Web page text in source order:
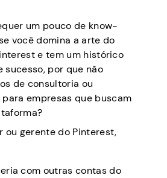
um pouco de know-
você domina a arte do
e tem um histórico
sucesso, por que não
de consultoria ou
empresas que buscam
ou gerente do Pinterest,
com outras contas do